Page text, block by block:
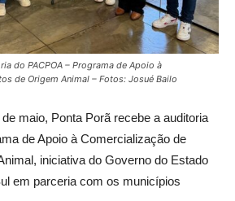
do PACPOA – Programa de Apoio à
de Origem Animal – Fotos: Josué Bailo
maio, Ponta Porã recebe a auditoria
de Apoio à Comercialização de
iniciativa do Governo do Estado
em parceria com os municípios